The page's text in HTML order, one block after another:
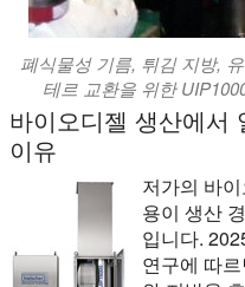
폐식물성 기름, 튀김 지방,
테르 교환을 위한
바이오디젤 생산에서
이유
저가의 바
용이 생산
입니다.
연구에 따